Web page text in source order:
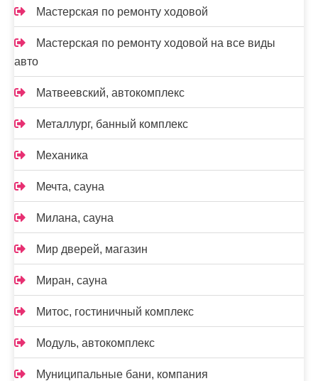
Мастерская по ремонту ходовой
Мастерская по ремонту ходовой на все виды
авто
Матвеевский, автокомплекс
Металлург, банный комплекс
Механика
Мечта, сауна
Милана, сауна
Мир дверей, магазин
Миран, сауна
Митос, гостиничный комплекс
Модуль, автокомплекс
Муниципальные бани, компания